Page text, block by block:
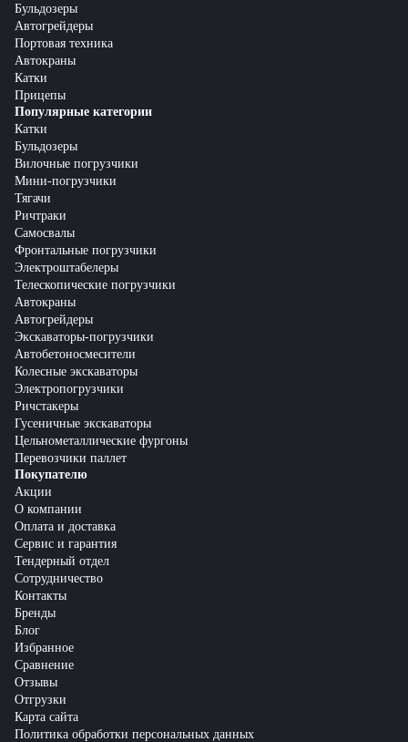
Бульдозеры
Автогрейдеры
Портовая техника
Автокраны
Катки
Прицепы
Популярные категории
Катки
Бульдозеры
Вилочные погрузчики
Мини-погрузчики
Тягачи
Ричтраки
Самосвалы
Фронтальные погрузчики
Электроштабелеры
Телескопические погрузчики
Автокраны
Автогрейдеры
Экскаваторы-погрузчики
Автобетоносмесители
Колесные экскаваторы
Электропогрузчики
Ричстакеры
Гусеничные экскаваторы
Цельнометаллические фургоны
Перевозчики паллет
Покупателю
Акции
О компании
Оплата и доставка
Сервис и гарантия
Тендерный отдел
Сотрудничество
Контакты
Бренды
Блог
Избранное
Сравнение
Отзывы
Отгрузки
Карта сайта
Политика обработки персональных данных